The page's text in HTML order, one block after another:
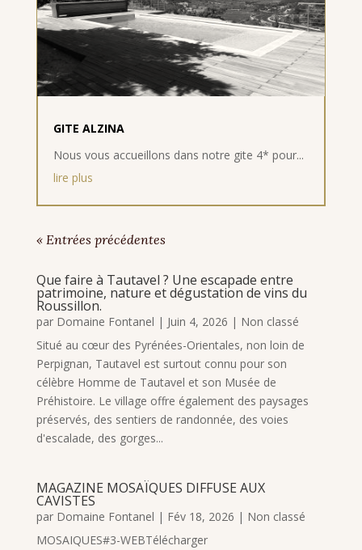
GITE ALZINA
Nous vous accueillons dans notre gite 4* pour...
lire plus
« Entrées précédentes
Que faire à Tautavel ? Une escapade entre
patrimoine, nature et dégustation de vins du
Roussillon.
par Domaine Fontanel | Juin 4, 2026 | Non classé
Situé au cœur des Pyrénées-Orientales, non loin de
Perpignan, Tautavel est surtout connu pour son
célèbre Homme de Tautavel et son Musée de
Préhistoire. Le village offre également des paysages
préservés, des sentiers de randonnée, des voies
d'escalade, des gorges...
MAGAZINE MOSAÏQUES DIFFUSE AUX
CAVISTES
par Domaine Fontanel | Fév 18, 2026 | Non classé
MOSAIQUES#3-WEBTélécharger